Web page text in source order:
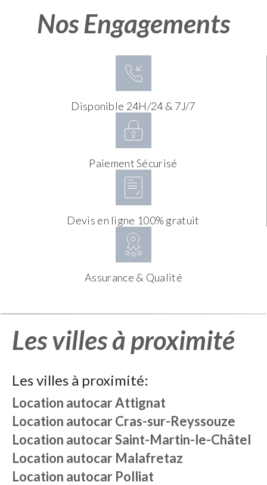
Nos Engagements
Disponible 24H/24 & 7J/7
Paiement Sécurisé
Devis en ligne 100% gratuit
Assurance & Qualité
Les villes à proximité
Les villes à proximité:
Location autocarAttignat
Location autocarCras-sur-Reyssouze
Location autocarSaint-Martin-le-Châtel
Location autocar Malafretaz
Location autocar Polliat